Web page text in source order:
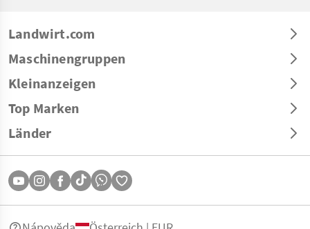
Landwirt.com
Maschinengruppen
Kleinanzeigen
Top Marken
Länder